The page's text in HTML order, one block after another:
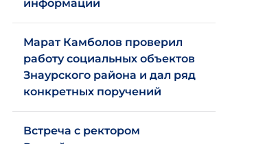
информации
Марат Камболов проверил
работу социальных объектов
Знаурского района и дал ряд
конкретных поручений
Встреча с ректором